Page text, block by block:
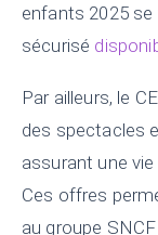
enfants 2025
sécurisé
Par ailleurs, le
des spectacles
assurant une
Ces offres
au groupe